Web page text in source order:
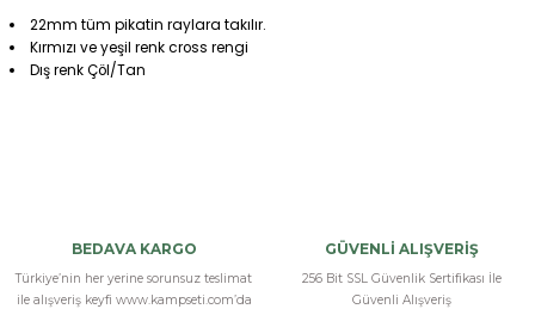
22mm tüm pikatin raylara takılır.
Kırmızı ve yeşil renk cross rengi
Dış renk Çöl/Tan
BEDAVA KARGO
Türkiye’nin her yerine sorunsuz teslimat
ile alışveriş keyfi www.kampseti.com’da
GÜVENLİ ALIŞVERİŞ
256 Bit SSL Güvenlik Sertifikası İle
Güvenli Alışveriş